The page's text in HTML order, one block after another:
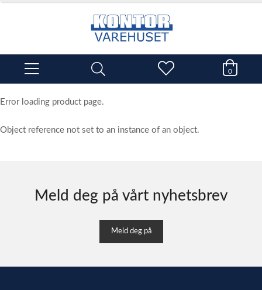
0
Error loading product page.
Object reference not set to an instance of an object.
Meld deg på vårt nyhetsbrev
Meld deg på